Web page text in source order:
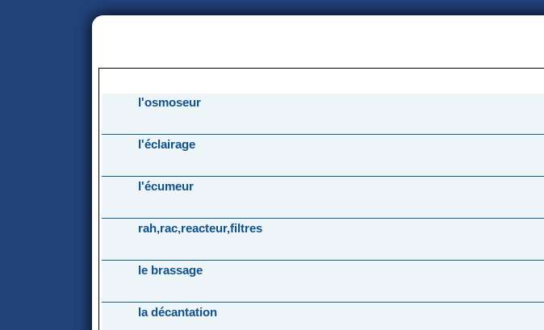
l'osmoseur
l'éclairage
l'écumeur
rah,rac,reacteur,filtres
le brassage
la décantation